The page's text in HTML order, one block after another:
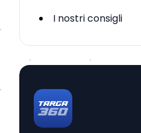
I nostri consigli